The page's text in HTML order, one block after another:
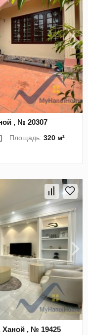
, № 20307
Площадь:320 м²
Ханой , № 19425